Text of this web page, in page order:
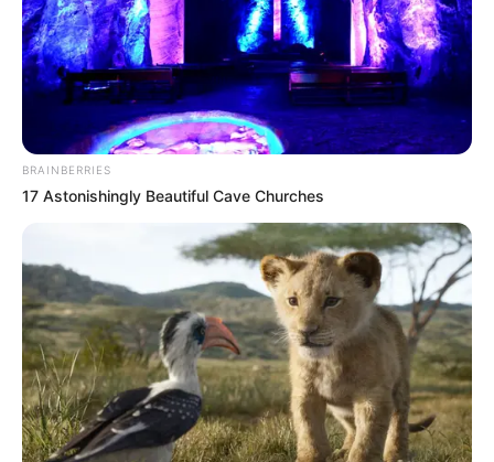
BRAINBERRIES
17 Astonishingly Beautiful Cave Churches